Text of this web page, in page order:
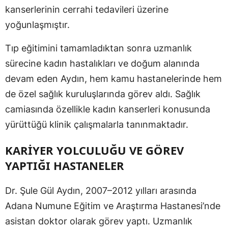
kanserlerinin cerrahi tedavileri üzerine
yoğunlaşmıştır.
Tıp eğitimini tamamladıktan sonra uzmanlık
sürecine kadın hastalıkları ve doğum alanında
devam eden Aydın, hem kamu hastanelerinde hem
de özel sağlık kuruluşlarında görev aldı. Sağlık
camiasında özellikle kadın kanserleri konusunda
yürüttüğü klinik çalışmalarla tanınmaktadır.
KARİYER YOLCULUĞU VE GÖREV
YAPTIĞI HASTANELER
Dr. Şule Gül Aydın, 2007–2012 yılları arasında
Adana Numune Eğitim ve Araştırma Hastanesi’nde
asistan doktor olarak görev yaptı. Uzmanlık